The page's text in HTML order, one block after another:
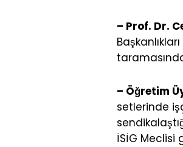
– Prof. Dr.
– Öğretim
setlerinde
İSİG Meclisi